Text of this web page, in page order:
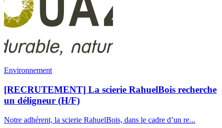
Environnement
[RECRUTEMENT] La scierie RahuelBois recherche
un déligneur (H/F)
Notre adhérent, la scierie RahuelBois, dans le cadre d’un re...